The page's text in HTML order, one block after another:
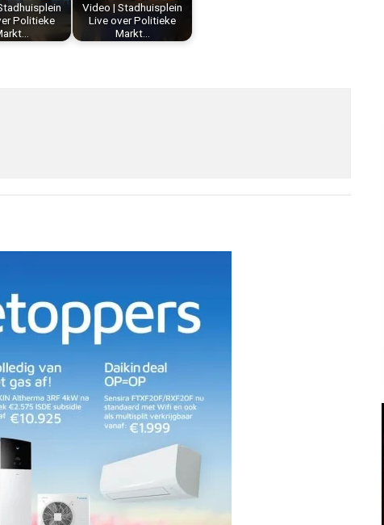
Politieke
Video | Stadhuisplein
Live over Politieke
Markt…